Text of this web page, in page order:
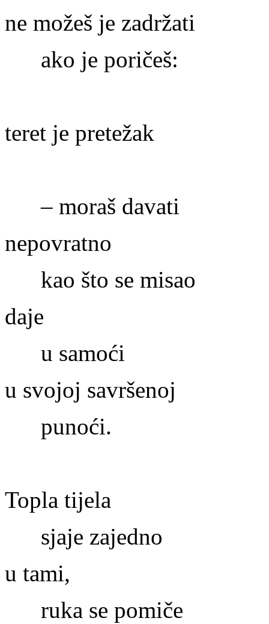
ne možeš je zadržati
ako je poričeš:
teret je pretežak
– moraš davati
nepovratno
kao što se misao
daje
u samoći
u svojoj savršenoj
punoći.
Topla tijela
sjaje zajedno
u tami,
ruka se pomiče